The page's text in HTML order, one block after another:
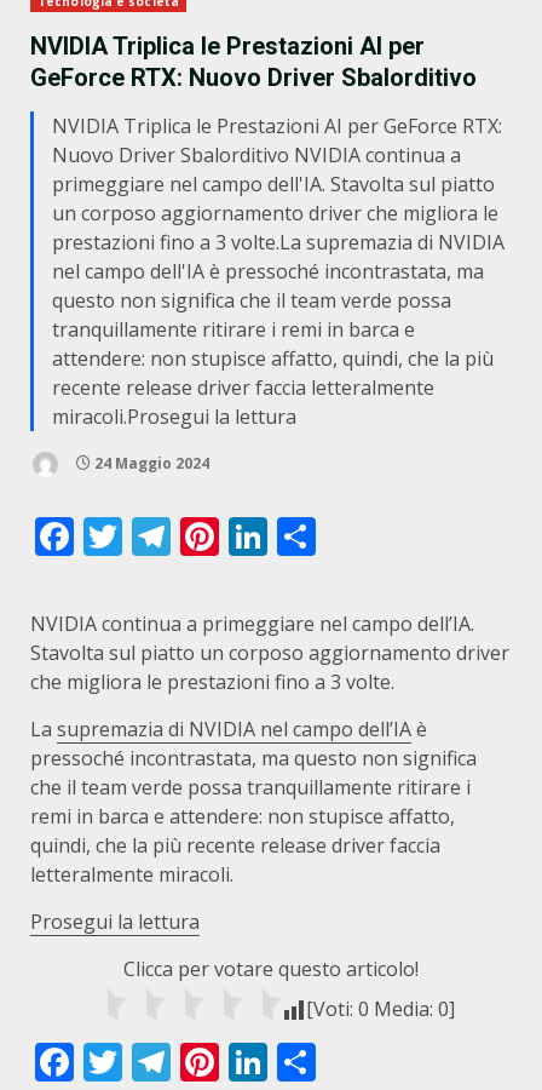
NVIDIA Triplica le Prestazioni AI per
GeForce RTX: Nuovo Driver Sbalorditivo
NVIDIA Triplica le Prestazioni AI per GeForce RTX:
Nuovo Driver Sbalorditivo NVIDIA continua a
primeggiare nel campo dell'IA. Stavolta sul piatto
un corposo aggiornamento driver che migliora le
prestazioni fino a 3 volte.La supremazia di NVIDIA
nel campo dell'IA è pressoché incontrastata, ma
questo non significa che il team verde possa
tranquillamente ritirare i remi in barca e
attendere: non stupisce affatto, quindi, che la più
recente release driver faccia letteralmente
miracoli.Prosegui la lettura
24 Maggio 2024
Facebook
Twitter
Telegram
Pinterest
LinkedIn
NVIDIA continua a primeggiare nel campo dell’IA.
Stavolta sul piatto un corposo aggiornamento driver
che migliora le prestazioni fino a 3 volte.
La supremazia di NVIDIA nel campo dell’IAè
pressoché incontrastata, ma questo non significa
che il team verde possa tranquillamente ritirare i
remi in barca e attendere: non stupisce affatto,
quindi, che la più recente release driver faccia
letteralmente miracoli.
Prosegui la lettura
Clicca per votare questo articolo!
[Voti: 0 Media: 0]
Facebook
Twitter
Telegram
Pinterest
LinkedIn